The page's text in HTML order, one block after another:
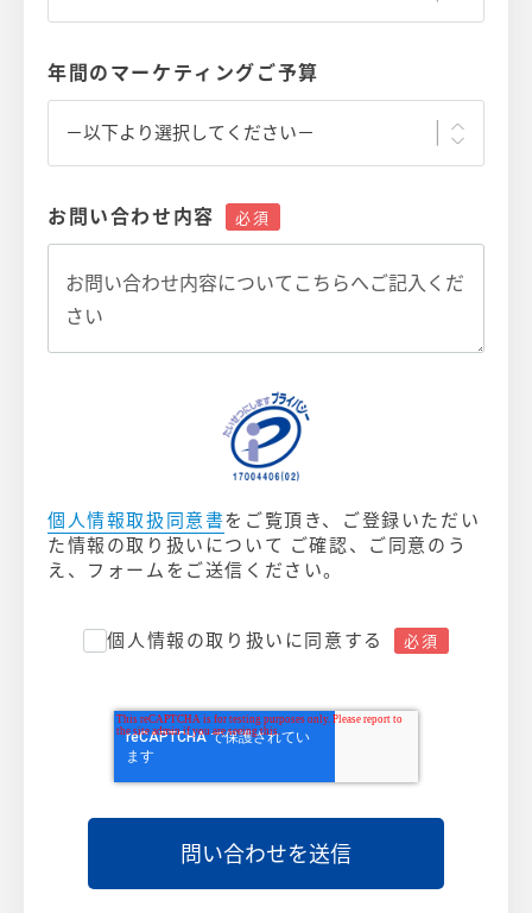
年間のマーケティングご予算
お問い合わせ内容
個人情報取扱同意書をご覧頂き、ご登録いただい
た情報の取り扱いについて ご確認、ご同意のう
え、フォームをご送信ください。
個人情報の取り扱いに同意する